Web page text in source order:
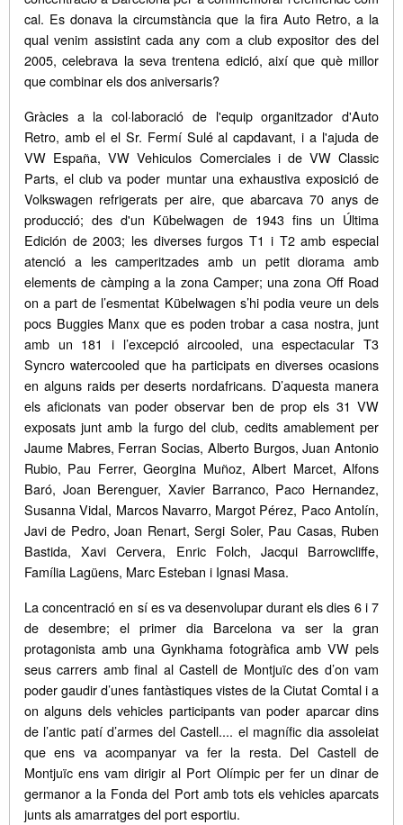
cal. Es donava la circumstància que la fira Auto Retro, a la
qual venim assistint cada any com a club expositor des del
2005, celebrava la seva trentena edició, així que què millor
que combinar els dos aniversaris?
Gràcies a la col·laboració de l'equip organitzador d'Auto
Retro, amb el el Sr. Fermí Sulé al capdavant, i a l'ajuda de
VW España, VW Vehiculos Comerciales i de VW Classic
Parts, el club va poder muntar una exhaustiva exposició de
Volkswagen refrigerats per aire, que abarcava 70 anys de
producció; des d'un Kübelwagen de 1943 fins un Última
Edición de 2003; les diverses furgos T1 i T2 amb especial
atenció a les camperitzades amb un petit diorama amb
elements de càmping a la zona Camper; una zona Off Road
on a part de l’esmentat Kübelwagen s’hi podia veure un dels
pocs Buggies Manx que es poden trobar a casa nostra, junt
amb un 181 i l’excepció aircooled, una espectacular T3
Syncro watercooled que ha participats en diverses ocasions
en alguns raids per deserts nordafricans. D’aquesta manera
els aficionats van poder observar ben de prop els 31 VW
exposats junt amb la furgo del club, cedits amablement per
Jaume Mabres, Ferran Socias, Alberto Burgos, Juan Antonio
Rubio, Pau Ferrer, Georgina Muñoz, Albert Marcet, Alfons
Baró, Joan Berenguer, Xavier Barranco, Paco Hernandez,
Susanna Vidal, Marcos Navarro, Margot Pérez, Paco Antolín,
Javi de Pedro, Joan Renart, Sergi Soler, Pau Casas, Ruben
Bastida, Xavi Cervera, Enric Folch, Jacqui Barrowcliffe,
Família Lagüens, Marc Esteban i Ignasi Masa.
La concentració en sí es va desenvolupar durant els dies 6 i 7
de desembre; el primer dia Barcelona va ser la gran
protagonista amb una Gynkhama fotogràfica amb VW pels
seus carrers amb final al Castell de Montjuïc des d’on vam
poder gaudir d’unes fantàstiques vistes de la Ciutat Comtal i a
on alguns dels vehicles participants van poder aparcar dins
de l’antic patí d’armes del Castell.... el magnífic dia assoleiat
que ens va acompanyar va fer la resta. Del Castell de
Montjuïc ens vam dirigir al Port Olímpic per fer un dinar de
germanor a la Fonda del Port amb tots els vehicles aparcats
junts als amarratges del port esportiu.